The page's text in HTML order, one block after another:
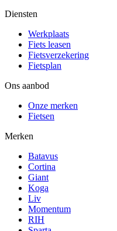
Diensten
Werkplaats
Fiets leasen
Fietsverzekering
Fietsplan
Ons aanbod
Onze merken
Fietsen
Merken
Batavus
Cortina
Giant
Koga
Liv
Momentum
RIH